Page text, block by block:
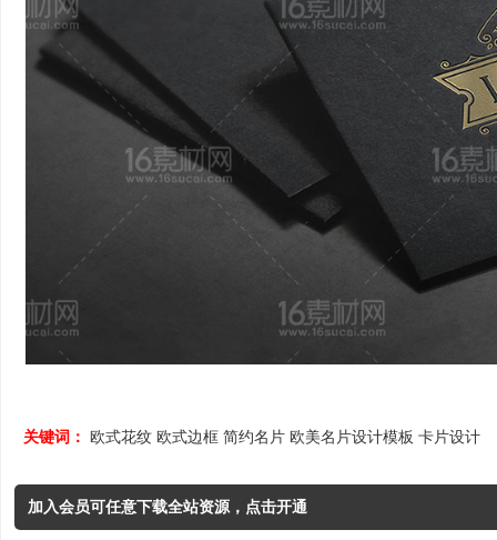
关键词： 欧式花纹 欧式边框 简约名片 欧美名片设计模板 卡片设计
加入会员可任意下载全站资源，点击开通